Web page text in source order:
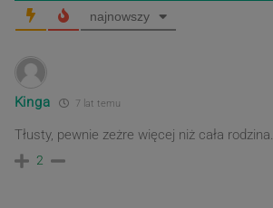
najnowszy
Kinga 7 lat temu
Tłusty, pewnie zeżre więcej niż cała rodzina.
2